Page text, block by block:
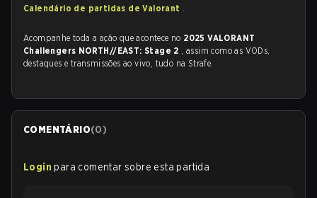
Calendário de partidas de Valorant .
Acompanhe toda a ação que acontece no 2025 VALORANT
Challengers NORTH//EAST: Stage 2 , assim como as VODs,
destaques e transmissões ao vivo, tudo na Strafe.
COMENTÁRIO(0)
Login para comentar sobre esta partida